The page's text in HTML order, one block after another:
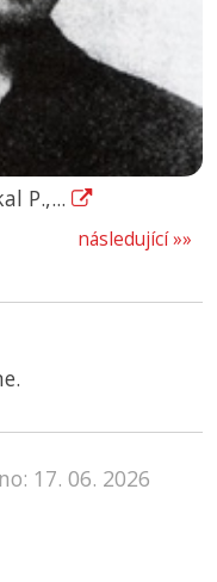
P.,...
následující »»
17. 06. 2026